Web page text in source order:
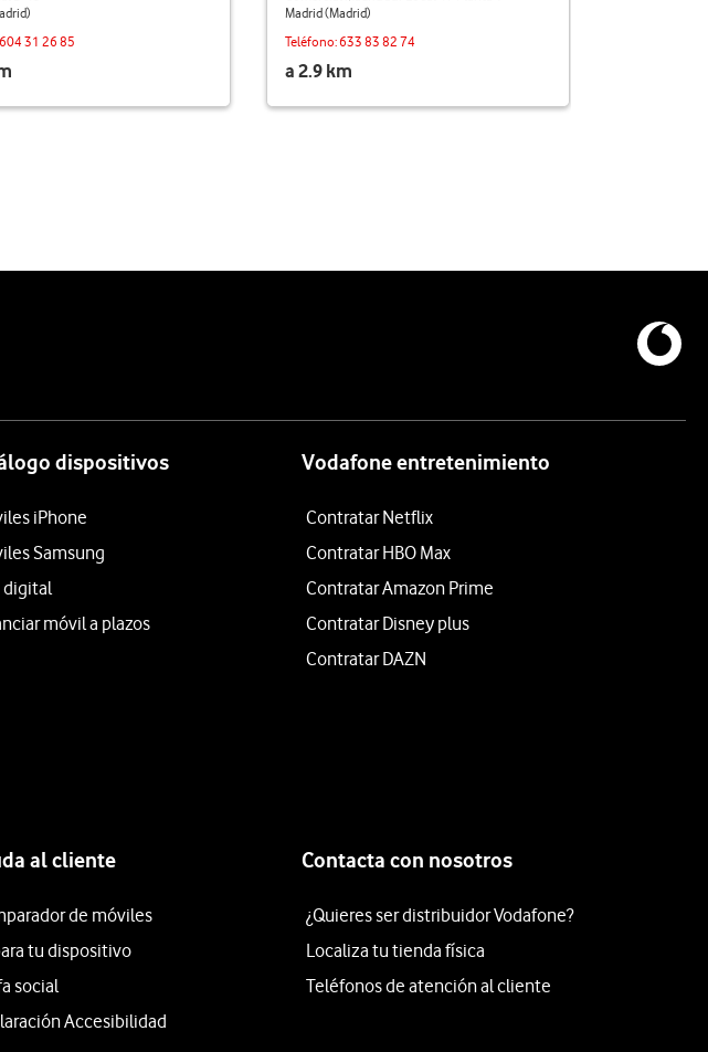
604 31 26 85
Madrid (Madrid)
Teléfono:633 83 82 74
a 2.9 km
dispositivos
iPhone
Samsung
digital
móvil a plazos
Vodafone entretenimiento
Contratar Netflix
Contratar HBO Max
Contratar Amazon Prime
Contratar Disney plus
Contratar DAZN
al cliente
de móviles
tu dispositivo
social
Accesibilidad
Contacta con nosotros
¿Quieres ser distribuidor Vodafone?
Localiza tu tienda física
Teléfonos de atención al cliente